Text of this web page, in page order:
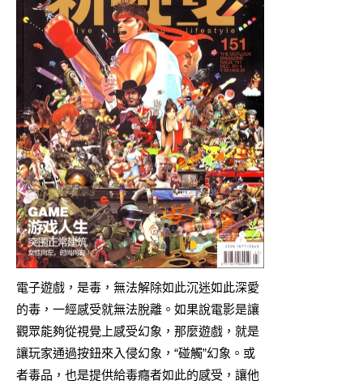
電子遊戲，是毒，無法解除如此沉迷如此深愛
的毒，一經感受就無法脫離。如果說電影是讓
觀眾能夠從視覺上感受幻象，那麼遊戲，就是
讓玩家通過按鈕來入侵幻象，“碰觸”幻象。或
者毒品，也是提供給毒癮者如此的感受，讓他